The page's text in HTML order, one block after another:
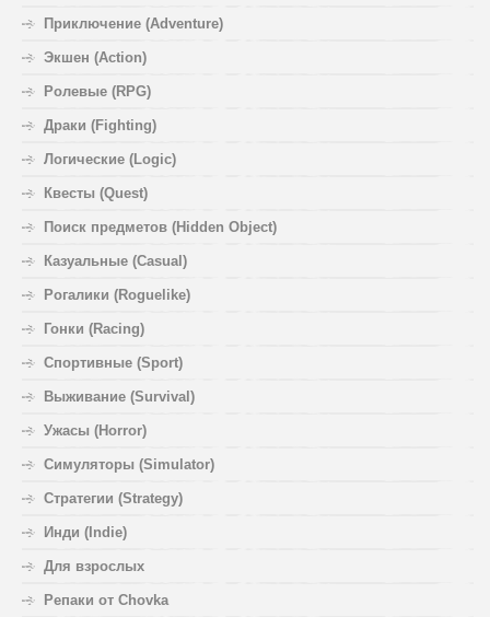
Приключение (Adventure)
Экшен (Action)
Ролевые (RPG)
Драки (Fighting)
Логические (Logic)
Квесты (Quest)
Поиск предметов (Hidden Object)
Казуальные (Casual)
Рогалики (Roguelike)
Гонки (Racing)
Спортивные (Sport)
Выживание (Survival)
Ужасы (Horror)
Симуляторы (Simulator)
Стратегии (Strategy)
Инди (Indie)
Для взрослых
Репаки от Chovka